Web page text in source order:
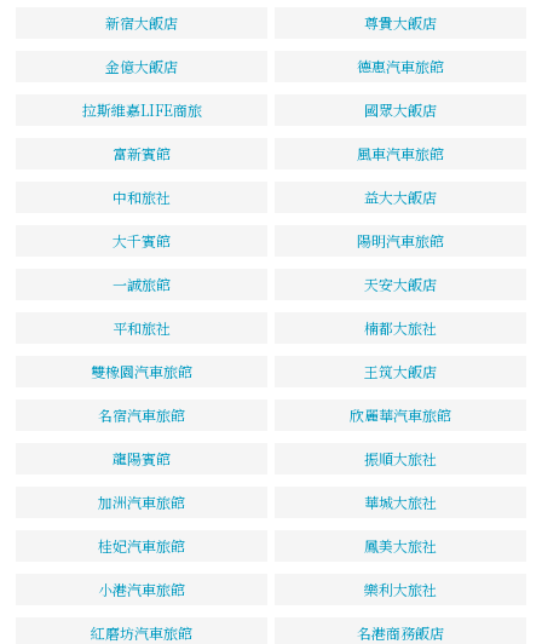
新宿大飯店 尊貴大飯店
金億大飯店 德惠汽車旅館
拉斯維嘉LIFE商旅 國眾大飯店
富新賓館 風車汽車旅館
中和旅社 益大大飯店
大千賓館 陽明汽車旅館
一誠旅館 天安大飯店
平和旅社 楠都大旅社
雙橡園汽車旅館 王筑大飯店
名宿汽車旅館 欣麗華汽車旅館
龍陽賓館 振順大旅社
加洲汽車旅館 華城大旅社
桂妃汽車旅館 鳳美大旅社
小港汽車旅館 樂利大旅社
紅磨坊汽車旅館 名港商務飯店